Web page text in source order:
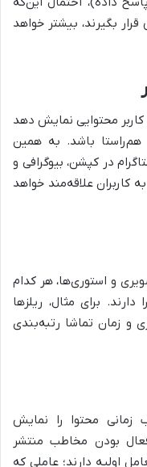
بگیرند، بیشتر خواهد
کاربر محتوایی نمایش دهد
هم‌راستا باشد. به همین
در کپشن، بیوگرافی و
علاقه‌مند خواهد
و استوری‌ها، هر کدام
برای مثال، ریلزها
و زمان تماشا رتبه‌بندی
زمانی محتوا را نمایش
بودن مخاطب منتشر
اولیه دارند؛ عاملی که